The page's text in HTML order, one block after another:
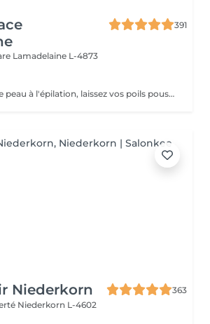
391
Lamadelaine L-4873
Pour préparer votre peau à l'épilation, laissez vos poils pousser pendant au moins deux semaines après le dernier rasage pour assurer une longueur adéquate. Il est également recommandé, mais non indispensable, d'effectuer un gommage doux 24 heures avant la séance pour éliminer les cellules mortes et faciliter l'extraction des poils. Le jour de l'épilation, évitez d'appliquer des crèmes ou des huiles sur la zone concernée afin d'assurer une bonne adhérence de la cire. Enfin, protégez votre peau en évitant l'exposition au soleil ou les séances de bronzage, qui pourraient la rendre plus sensible et irritable.
Niederkorn
363
Niederkorn L-4602